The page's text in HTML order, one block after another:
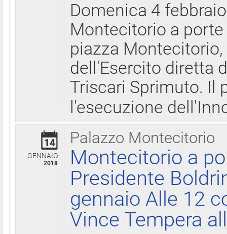
Domenica 4
Montecitorio a
piazza
dell'Esercito diretta
Triscari Sprimuto. Il
l'esecuzione
Palazzo Montecitorio
14
GENNAIO
2018
Montecitorio a
Presidente
gennaio Alle 12
Vince Tempera